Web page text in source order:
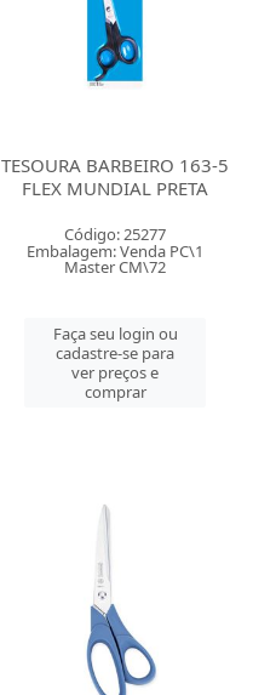
TESOURA BARBEIRO 163-5
FLEX MUNDIAL PRETA
Código: 25277
Embalagem: Venda PC\1
Master CM\72
Faça seu login ou
cadastre-se para
ver preços e
comprar